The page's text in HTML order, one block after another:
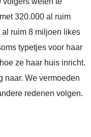
320.000 al ruim
ruim 8 miljoen likes
typetjes voor haar
ze haar huis inricht.
naar. We vermoeden
redenen volgen.